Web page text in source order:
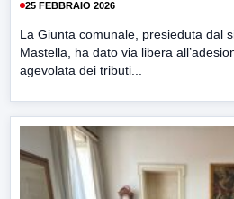
25 FEBBRAIO 2026
La Giunta comunale, presieduta dal
Mastella, ha dato via libera
agevolata dei tributi...